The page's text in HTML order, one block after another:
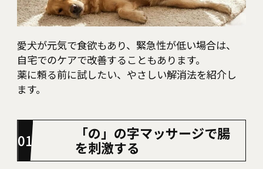
愛犬が元気で食欲もあり、緊急性が低い場合は、
自宅でのケアで改善することもあります。
薬に頼る前に試したい、やさしい解消法を紹介し
ます。
「の」の字マッサージで腸
を刺激する